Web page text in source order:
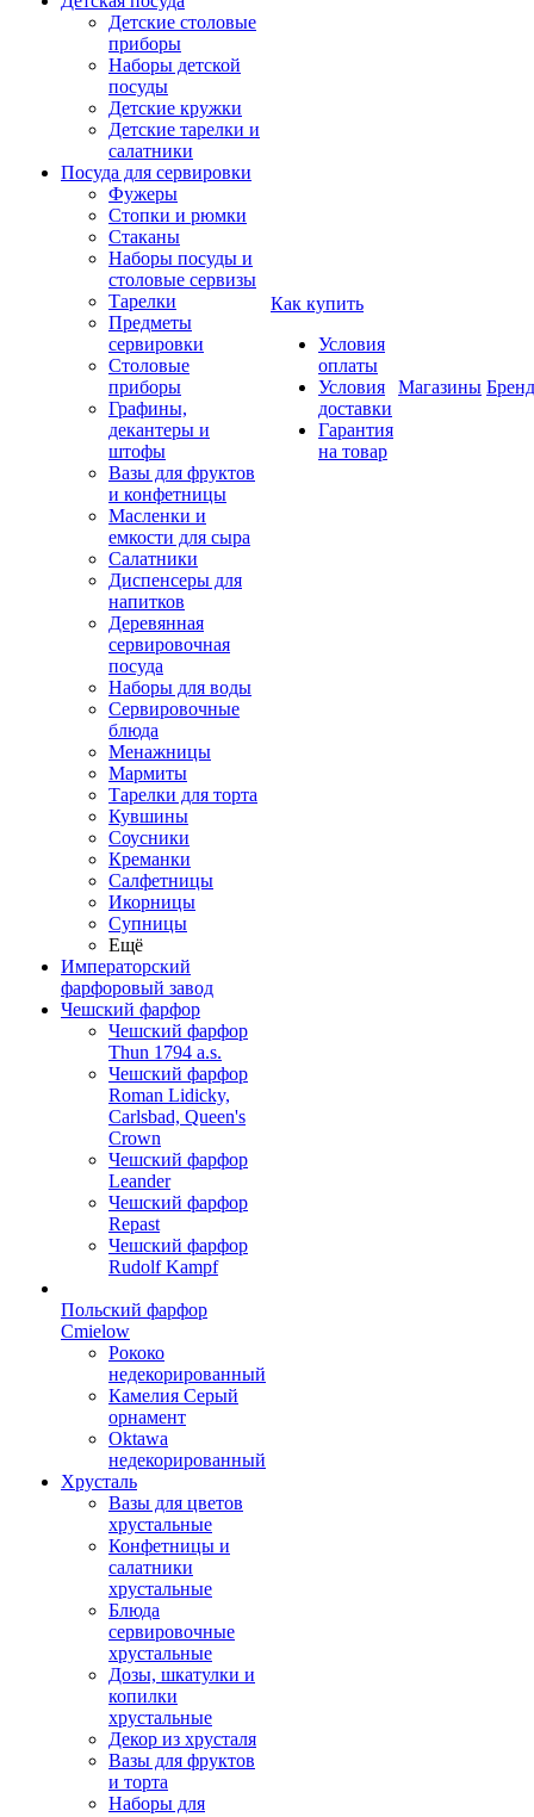
Детские столовые
приборы
Наборы детской
посуды
Детские кружки
Детские тарелки и
салатники
Посуда для сервировки
Фужеры
Стопки и рюмки
Стаканы
Наборы посуды и
столовые сервизы
Тарелки
Предметы
сервировки
Столовые
приборы
Графины,
декантеры и
штофы
Вазы для фруктов
и конфетницы
Масленки и
емкости для сыра
Салатники
Диспенсеры для
напитков
Деревянная
сервировочная
посуда
Наборы для воды
Сервировочные
блюда
Менажницы
Мармиты
Тарелки для торта
Кувшины
Соусники
Креманки
Салфетницы
Икорницы
Супницы
Ещё
Императорский
фарфоровый завод
Чешский фарфор
Чешский фарфор
Thun 1794 a.s.
Чешский фарфор
Roman Lidicky,
Carlsbad, Queen's
Crown
Чешский фарфор
Leander
Чешский фарфор
Repast
Чешский фарфор
Rudolf Kampf
Польский фарфор
Сmielow
Рококо
недекорированный
Камелия Серый
орнамент
Oktawa
недекорированный
Хрусталь
Вазы для цветов
хрустальные
Конфетницы и
салатники
хрустальные
Блюда
сервировочные
хрустальные
Дозы, шкатулки и
копилки
хрустальные
Декор из хрусталя
Вазы для фруктов
и торта
Наборы для
Как купить
Условия
оплаты
Условия
доставки
Гарантия
на товар
Магазины